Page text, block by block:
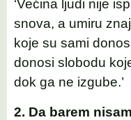
‘Većina ljudi nije
snova, a umiru
koje su sami
donosi slobodu
dok ga ne izgube.’
2. Da barem